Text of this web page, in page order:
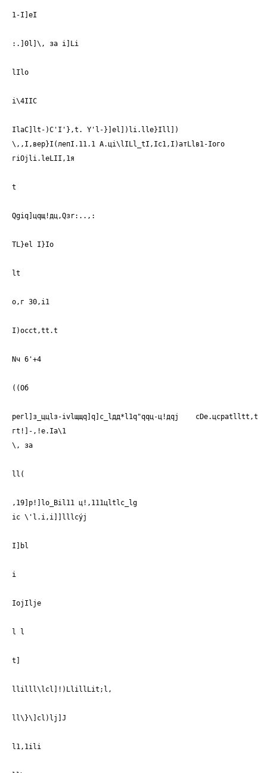
1-I]eI
:.]0l]\, за i]Li
lIlo
i\4IIC
IlaC]lt-)C'I'},t. Y'l-}]el])li.lle}Ill])
\,,I,вер}I(лепI.11.1 А.цi\lILl_tI,Iс1,I)атLlв1-Iого
гiOjli.lеLII,1я
t
Qgiq]цqщ!дц,Qзr:..,:
TL}el I}Io
lt
о,г 30,i1
I)occt,tt.t
Nч 6'+4
((Об
регl]з_ццlз-ivlщщq]q]с_lдд*l1q"qqц-ц!дqj cDe.цcpatlltt,t
гt!]-,!е.Iа\1
\, за
ll(
,19]p!]lo_Bil11 ц!,111цltlс_lg
ic \'l.i,i]]lllcýj
I]bl
i
IojIlje
l l
t]
llilll\lcl]!)LlillLit;l,
ll\}\]cl)lj]J
l1,1ili